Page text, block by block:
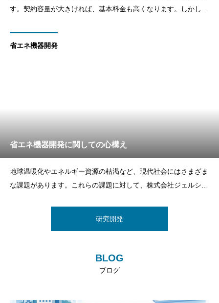
す。契約容量が大きければ、基本料金も高くなります。しかし、
か。当社は、お客様の電気代の削減を目指して、電子ブレーカー
省エネ機器開発
省エネ機器開発に関しての心構え
地球温暖化やエネルギー資源の枯渇など、現代社会にはさまざま
な課題があります。これらの課題に対して、株式会社ジェルシス
研究開発
BLOG
ブログ